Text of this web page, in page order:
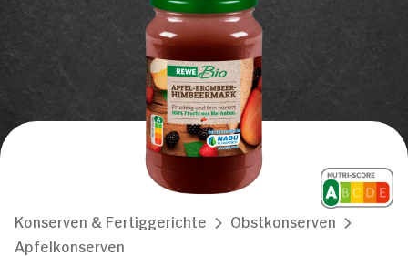
Konserven & Fertiggerichte
Obstkonserven
Apfelkonserven